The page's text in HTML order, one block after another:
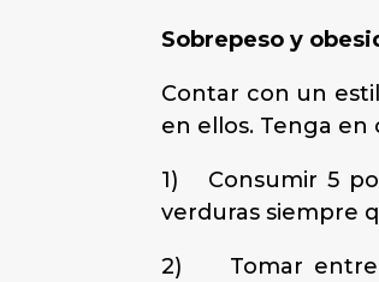
Sobrepeso y
Contar con un
en ellos. Tenga
1) Consumir 5
verduras siempre
2) Tomar entre